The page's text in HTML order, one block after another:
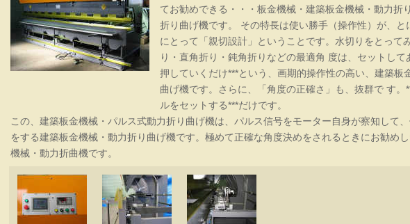
板金工具 ツカミ一覧
てお勧めできる・・・板金機械・建築板金機械・動力折
折り曲げ機です。 その特長は使い勝手（操作性）が、と
にとって「親切設計」ということです。水切りをとって
り・直角折り・鈍角折りなどの最適角 度は、セットして
押していくだけ***という、画期的操作性の高い、建築板
曲げ機です。さらに、「角度の正確さ」も、抜群で す。
ルをセットする***だけです。
この、建築板金機械・パルス式動力折り曲げ機は、パルス信号をモーター自身が察知して
をする建築板金機械・動力折り曲げ機です。極めて正確な角度決めをされるときにお勧め
機械・動力折曲機です。